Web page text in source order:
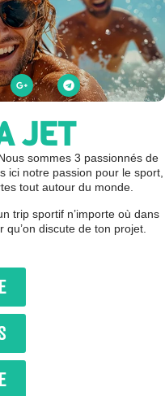
JET
sommes 3 passionnés de
ici notre passion pour le sport,
tout autour du monde.
trip sportif n’importe où dans
discute de ton projet.